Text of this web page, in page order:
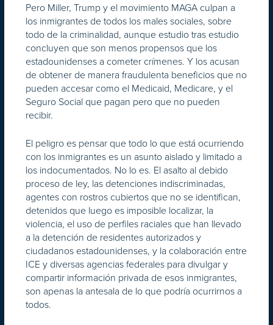
Pero Miller, Trump y el movimiento MAGA culpan a
los inmigrantes de todos los males sociales, sobre
todo de la criminalidad, aunque estudio tras estudio
concluyen que son menos propensos que los
estadounidenses a cometer crímenes. Y los acusan
de obtener de manera fraudulenta beneficios que no
pueden accesar como el Medicaid, Medicare, y el
Seguro Social que pagan pero que no pueden
recibir.
El peligro es pensar que todo lo que está ocurriendo
con los inmigrantes es un asunto aislado y limitado a
los indocumentados. No lo es. El asalto al debido
proceso de ley, las detenciones indiscriminadas,
agentes con rostros cubiertos que no se identifican,
detenidos que luego es imposible localizar, la
violencia, el uso de perfiles raciales que han llevado
a la detención de residentes autorizados y
ciudadanos estadounidenses, y la colaboración entre
ICE y diversas agencias federales para divulgar y
compartir información privada de esos inmigrantes,
son apenas la antesala de lo que podría ocurrirnos a
todos.